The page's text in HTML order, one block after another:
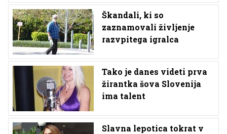
Škandali, ki so
zaznamovali življenje
razvpitega igralca
Tako je danes videti prva
žirantka šova Slovenija
ima talent
Slavna lepotica tokrat v